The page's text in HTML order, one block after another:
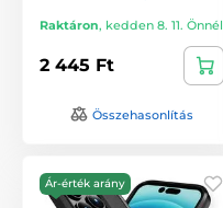
Raktáron, kedden 8. 11. Önnél
2 445 Ft
Összehasonlítás
Ár-érték arány